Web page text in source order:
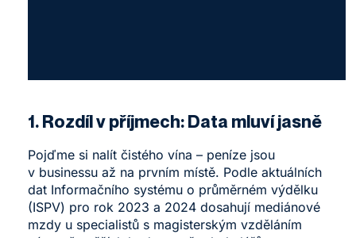
1. Rozdíl v příjmech: Data mluví jasně
Pojďme si nalít čistého vína – peníze jsou
v businessu až na prvním místě. Podle aktuálních
dat Informačního systému o průměrném výdělku
(ISPV) pro rok 2023 a 2024 dosahují mediánové
mzdy u specialistů s magisterským vzděláním